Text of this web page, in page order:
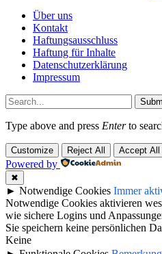
Über uns
Kontakt
Haftungsausschluss
Haftung für Inhalte
Datenschutzerklärung
Impressum
Type above and press Enterto
Customize Reject All Accept All
Powered by
✖
► Notwendige Cookies Immer
Notwendige Cookies aktivieren
wie sichere Logins und
Sie speichern keine persönlichen
Keine